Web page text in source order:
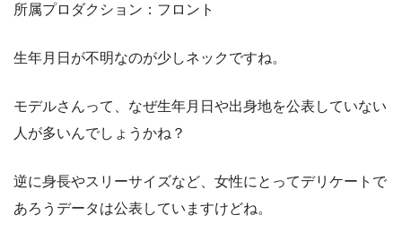
所属プロダクション：フロント
生年月日が不明なのが少しネックですね。
モデルさんって、なぜ生年月日や出身地を公表していない
人が多いんでしょうかね？
逆に身長やスリーサイズなど、女性にとってデリケートで
あろうデータは公表していますけどね。